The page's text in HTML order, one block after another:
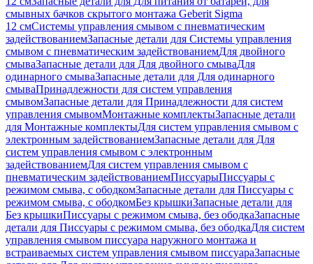
смывных бачков скрытого монтажа Geberit Sigma
12 смСистемы управления смывом с пневматическим
задействованиемЗапасные детали для Системы управления
смывом с пневматическим задействованиемДля двойного
смываЗапасные детали для Для двойного смываДля
одинарного смываЗапасные детали для Для одинарного
смываПринадлежности для систем управления
смывомЗапасные детали для Принадлежности для систем
управления смывомМонтажные комплектыЗапасные детали
для Монтажные комплектыДля систем управления смывом с
электронным задействованиемЗапасные детали для Для
систем управления смывом с электронным
задействованиемДля систем управления смывом с
пневматическим задействованиемПиссуарыПиссуары с
режимом смыва, с ободкомЗапасные детали для Писсуары с
режимом смыва, с ободкомБез крышкиЗапасные детали для
Без крышкиПиссуары с режимом смыва, без ободкаЗапасные
детали для Писсуары с режимом смыва, без ободкаДля систем
управления смывом писсуара наружного монтажа и
встраиваемых систем управления смывом писсуараЗапасные